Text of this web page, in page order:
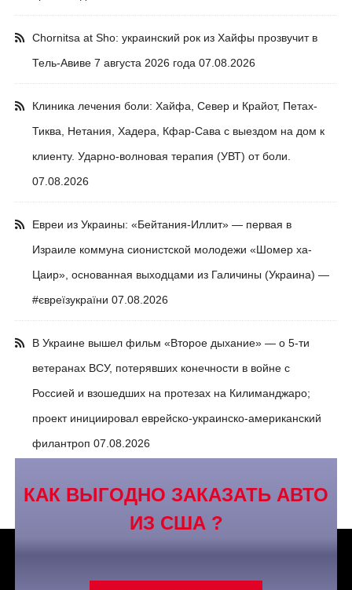
Chornitsa at Sho: украинский рок из Хайфы прозвучит в
Тель-Авиве 7 августа 2026 года 07.08.2026
Клиника лечения боли: Хайфа, Север и Крайот, Петах-
Тиква, Нетания, Хадера, Кфар-Сава с выездом на дом к
клиенту. Ударно-волновая терапия (УВТ) от боли.
07.08.2026
Евреи из Украины: «Бейтания-Иллит» — первая в
Израиле коммуна сионистской молодежи «Шомер ха-
Цаир», основанная выходцами из Галичины (Украина) —
#євреїзукраїни 07.08.2026
В Украине вышел фильм «Второе дыхание» — о 5-ти
ветеранах ВСУ, потерявших конечности в войне с
Россией и взошедших на протезах на Килиманджаро;
проект инициировал еврейско-украинско-американский
филантроп 07.08.2026
КАК ВЫГОДНО ЗАКАЗАТЬ АВТО
ИЗ США ?